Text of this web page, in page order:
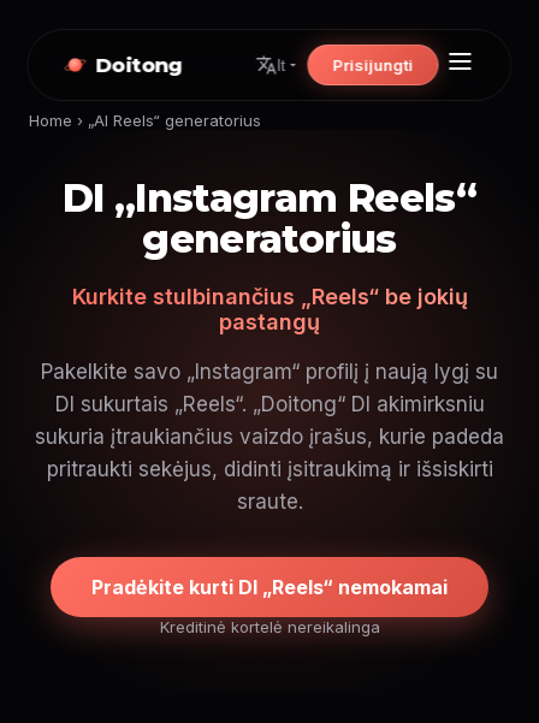
Doitong lt Prisijungti
Home › „AI Reels“ generatorius
DI „Instagram Reels“
generatorius
Kurkite stulbinančius „Reels“ be jokių
pastangų
Pakelkite savo „Instagram“ profilį į naują lygį su
DI sukurtais „Reels“. „Doitong“ DI akimirksniu
sukuria įtraukiančius vaizdo įrašus, kurie padeda
pritraukti sekėjus, didinti įsitraukimą ir išsiskirti
sraute.
Pradėkite kurti DI „Reels“ nemokamai
Kreditinė kortelė nereikalinga